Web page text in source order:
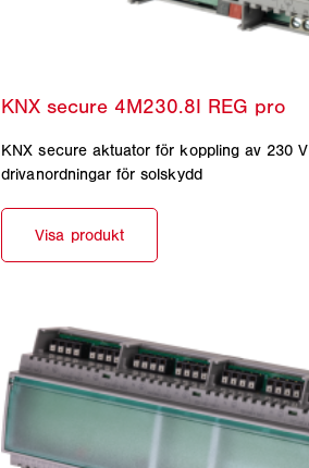
KNX secure aktuator för koppling av 230 V
drivanordningar för solskydd